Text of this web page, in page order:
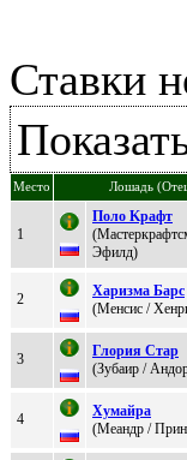
Ставки
Место Лошадь
1
Пoлo Kpaфт
Эфилд)
2
Хapизмa Бapс
(Meнcиc /
3
Глория Стaр
(Зубaир /
4
Xумaйpa
(Мeaндр /